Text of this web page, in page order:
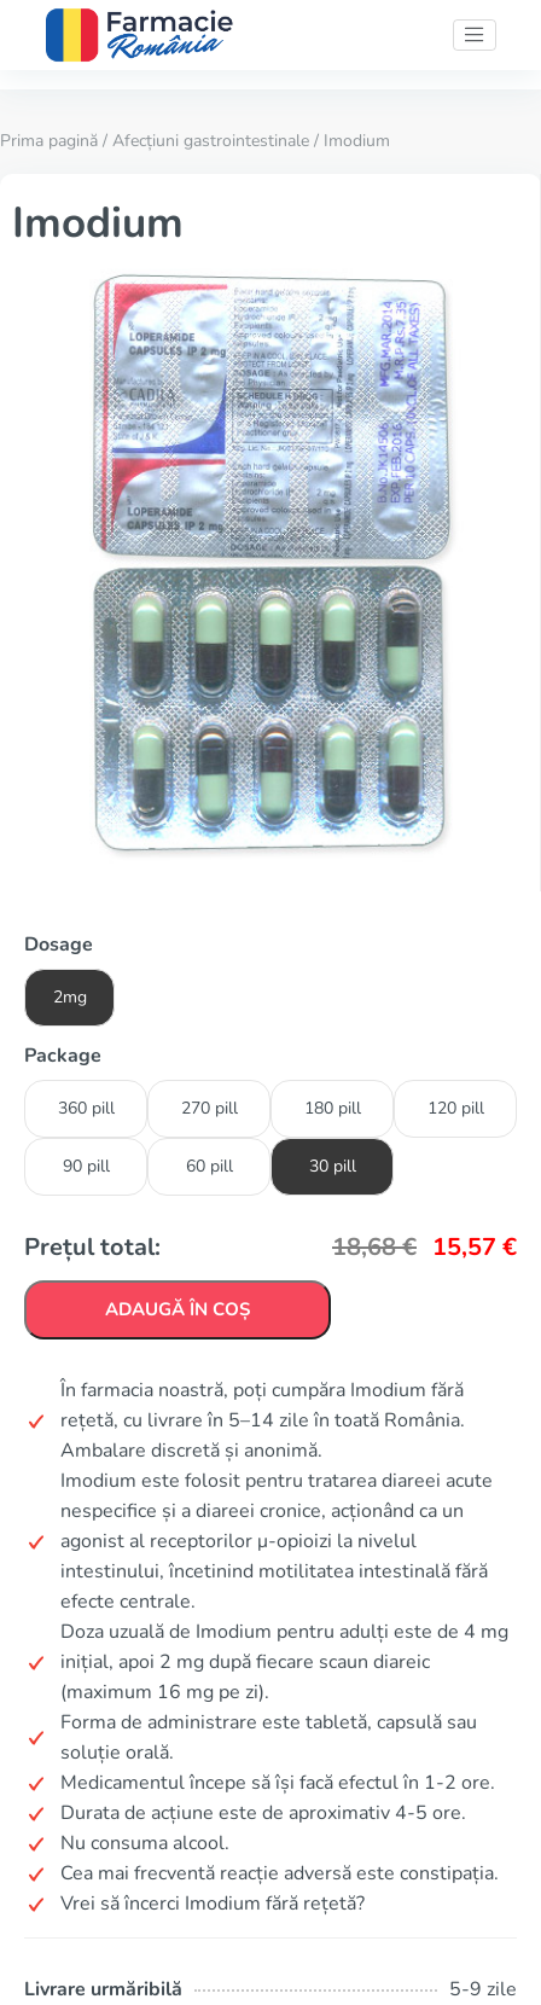
Prima pagină / Afecțiuni gastrointestinale / Imodium
Imodium
Dosage
2mg
Package
360 pill 270 pill 180 pill 120 pill
90 pill 60 pill 30 pill
Prețul total: 18,68€ 15,57 €
ADAUGĂ ÎN COȘ
În farmacia noastră, poți cumpăra Imodium fără
rețetă, cu livrare în 5–14 zile în toată România.
Ambalare discretă și anonimă.
Imodium este folosit pentru tratarea diareei acute
nespecifice și a diareei cronice, acționând ca un
agonist al receptorilor μ-opioizi la nivelul
intestinului, încetinind motilitatea intestinală fără
efecte centrale.
Doza uzuală de Imodium pentru adulți este de 4 mg
inițial, apoi 2 mg după fiecare scaun diareic
(maximum 16 mg pe zi).
Forma de administrare este tabletă, capsulă sau
soluție orală.
Medicamentul începe să își facă efectul în 1-2 ore.
Durata de acțiune este de aproximativ 4-5 ore.
Nu consuma alcool.
Cea mai frecventă reacție adversă este constipația.
Vrei să încerci Imodium fără rețetă?
Livrare urmăribilă
5-9 zile